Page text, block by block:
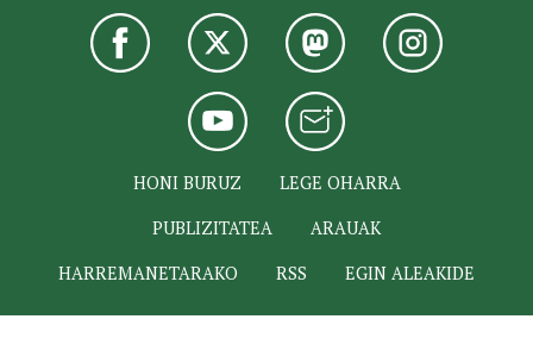
HONI BURUZ
LEGE OHARRA
PUBLIZITATEA
ARAUAK
HARREMANETARAKO
RSS EGIN ALEAKIDE